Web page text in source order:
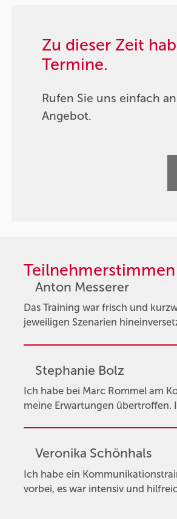
Zu dieser Zeit
Termine.
Rufen Sie uns einfach
Angebot.
Anton Messerer
Das Training war frisch und
jeweiligen Szenarien
Stephanie Bolz
Ich habe bei Marc Rommel am
meine Erwartungen übertroffen.
Veronika Schönhals
Ich habe ein
vorbei, es war intensiv und